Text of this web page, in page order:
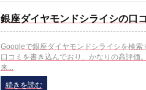
銀座ダイヤモンドシライシの口
Googleで銀座ダイヤモンドシライシを検
口コミを書き込んでおり、かなりの高評価
来...
続きを読む